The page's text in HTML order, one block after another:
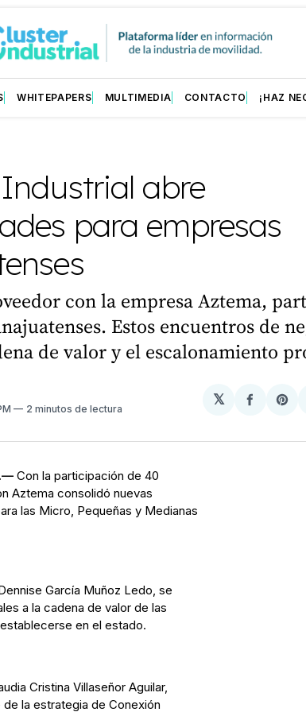
WHITEPAPERS MULTIMEDIA CONTACTO ¡HAZ
abre
para empresas
con la empresa Aztema,
Estos encuentros de
de valor y el escalonamiento
2 minutos de lectura
𝕏
Con la participación de 40
Aztema consolidó nuevas
las Micro, Pequeñas y Medianas
García Muñoz Ledo, se
a la cadena de valor de las
en el estado.
Cristina Villaseñor Aguilar,
la estrategia de Conexión